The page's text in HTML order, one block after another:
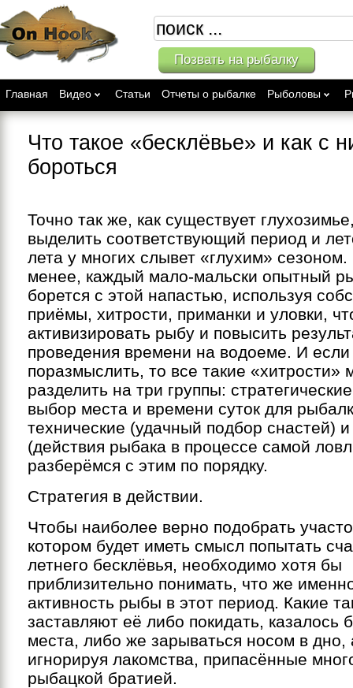
Позвать на рыбалку
Главная Видео Статьи Отчеты о рыбалке Рыболовы
Что такое «бесклёвье» и как с
бороться
Точно так же, как существует
выделить соответствующий период и
лета у многих слывет «глухим»
менее, каждый мало-мальски опытный
борется с этой напастью, используя
приёмы, хитрости, приманки и уловки,
активизировать рыбу и повысить
проведения времени на водоеме. И
поразмыслить, то все такие «хитрости»
разделить на три группы:
выбор места и времени суток для
технические (удачный подбор снастей) и
(действия рыбака в процессе самой
разберёмся с этим по порядку.
Стратегия в действии.
Чтобы наиболее верно подобрать
котором будет иметь смысл попытать
летнего бесклёвья, необходимо хотя бы
приблизительно понимать, что же
активность рыбы в этот период. Какие
заставляют её либо покидать, казалось
места, либо же зарываться носом в дно,
игнорируя лакомства, припасённые
рыбацкой братией.